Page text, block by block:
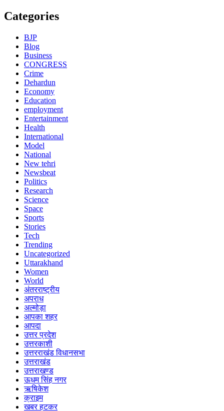
Categories
BJP
Blog
Business
CONGRESS
Crime
Dehardun
Economy
Education
employment
Entertainment
Health
International
Model
National
New tehri
Newsbeat
Politics
Research
Science
Space
Sports
Stories
Tech
Trending
Uncategorized
Uttarakhand
Women
World
अंतरराष्ट्रीय
अपराध
अल्मोड़ा
आपका शहर
आपदा
उत्तर प्रदेश
उत्तरकाशी
उत्तरराखंड विधानसभा
उत्तराखंड
उत्तराखण्ड
ऊधम सिंह नगर
ऋषिकेश
क्राइम
खबर हटकर